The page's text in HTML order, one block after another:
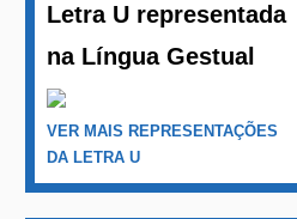
Letra U representada
na Língua Gestual
VER MAIS REPRESENTAÇÕES
DA LETRA U